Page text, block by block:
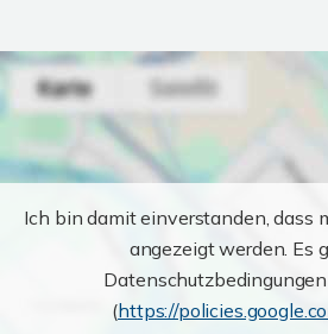
Ich bin damit einverstanden, dass
angezeigt werden. Es
(https://